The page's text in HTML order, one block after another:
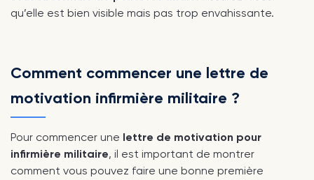
qu’elle est bien visible mais pas trop envahissante.
Comment commencer une lettre de
motivation infirmière militaire ?
Pour commencer une lettre de motivation pour
infirmière militaire, il est important de montrer
comment vous pouvez faire une bonne première